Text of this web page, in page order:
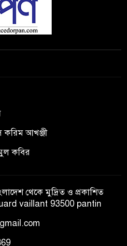
করিম আখঞ্জী
কবির
থেকে মুদ্রিত ও প্রকাশিত
vaillant 93500 pantin